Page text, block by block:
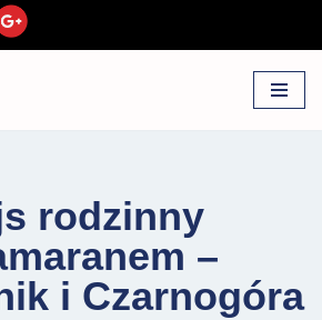
rodzinny
–
i Czarnogóra